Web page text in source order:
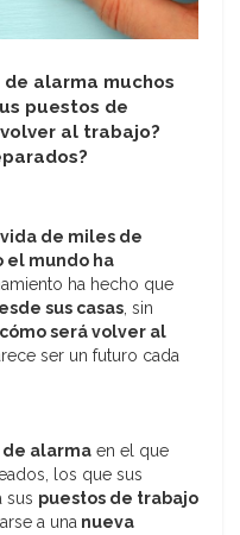
alarma muchos
puestos de
al trabajo?
de miles de
el mundo ha
ha hecho que
sus casas, sin
cómo será volver al
ser un futuro cada
alarma en el que
los que sus
sus puestos de trabajo
a una nueva